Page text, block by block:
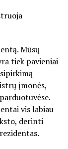
Mūsų
tiek pavieniai
įmonės,
vis labiau
derinti